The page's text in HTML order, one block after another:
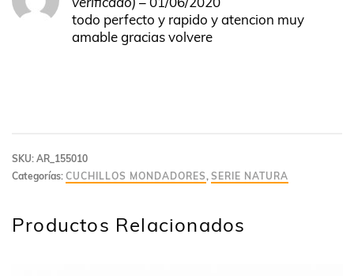
todo perfecto y rapido y atencion muy
amable gracias volvere
SKU: AR_155010
Categorías: CUCHILLOS MONDADORES, SERIE NATURA
Productos Relacionados